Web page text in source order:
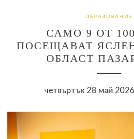
ОБРАЗОВАНИЕ
САМО 9 ОТ
ПОСЕЩАВАТ
ОБЛАСТ
четвъртък 28 май